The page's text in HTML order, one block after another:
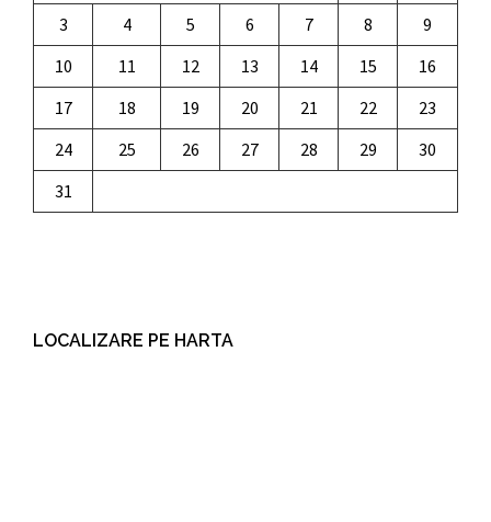
3
4 5 6 7 8
9
10
11 12 13 14 15
16
17
18 19 20 21 22
23
24
25 26 27 28 29
30
31
LOCALIZARE PE HARTA